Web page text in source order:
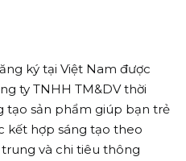
ký tại Việt Nam được
ty TNHH TM&DV thời
tạo sản phẩm giúp bạn trẻ
kết hợp sáng tạo theo
và chi tiêu thông